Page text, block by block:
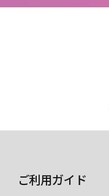
ご利用ガイド